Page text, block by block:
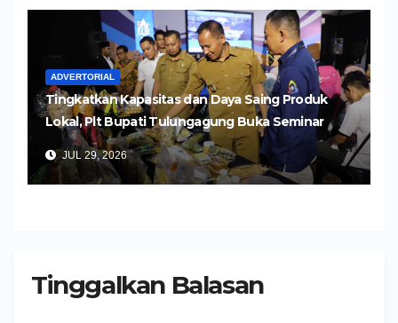
ADVERTORIAL
Tingkatkan Kapasitas dan Daya Saing Produk
Lokal, Plt Bupati Tulungagung Buka Seminar
Impor dan Ekspor Produk UMKM
JUL 29, 2026
Tinggalkan Balasan